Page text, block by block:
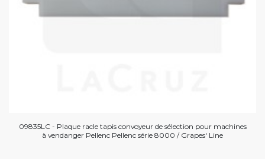
09835LC - Plaque racle tapis convoyeur de sélection pour machines
à vendanger Pellenc Pellenc série 8000 / Grapes' Line